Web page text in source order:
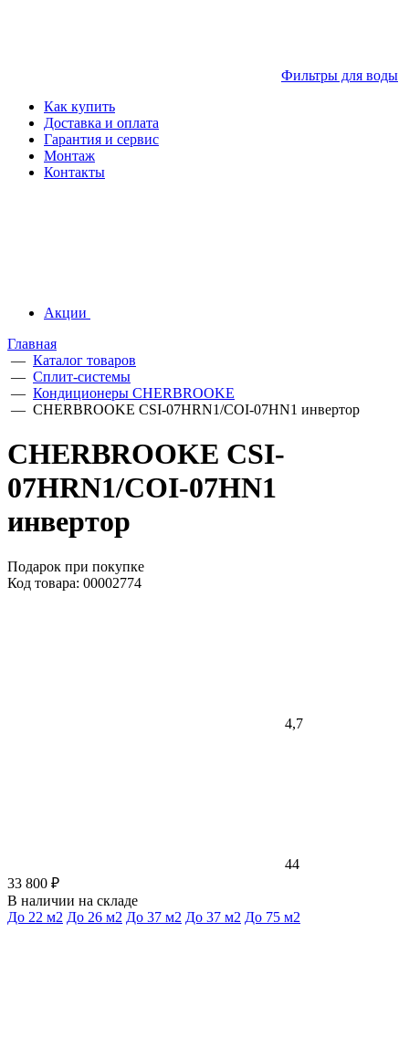
Фильтры для воды
Как купить
Доставка и оплата
Гарантия и сервис
Монтаж
Контакты
Акции
Главная
— Каталог товаров
— Сплит-системы
— Кондиционеры CHERBROOKE
— CHERBROOKE CSI-07HRN1/COI-07HN1 инвертор
CHERBROOKE CSI-
07HRN1/COI-07HN1
инвертор
Подарок при покупке
Код товара: 00002774
4,7
44
33 800 ₽
В наличии на складе
До 22 м2 До 26 м2 До 37 м2 До 37 м2 До 75 м2